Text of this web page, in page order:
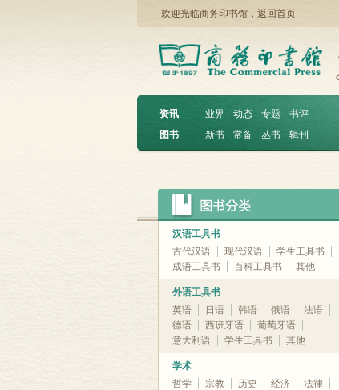
欢迎光临商务印书馆， 返回首页
资讯 ︱ 业界 动态 专题
书评
图书
︱ 新书 常备 丛书 辑刊
汉语工具书
古代汉语
现代汉语
学生工具书
成语工具书
百科工具书 其他
外语工具书
英语
日语 韩语 俄语
法语
德语
西班牙语
葡萄牙语
意大利语
学生工具书 其他
学术
哲学
宗教 历史 经济
法律